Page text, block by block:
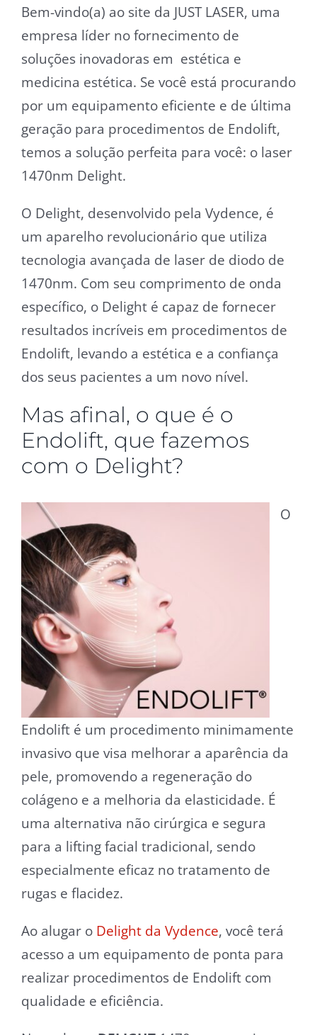
Bem-vindo(a) ao site da JUST LASER, uma
empresa líder no fornecimento de
soluções inovadoras em estética e
medicina estética. Se você está procurando
por um equipamento eficiente e de última
geração para procedimentos de Endolift,
temos a solução perfeita para você: o laser
1470nm Delight.
O Delight, desenvolvido pela Vydence, é
um aparelho revolucionário que utiliza
tecnologia avançada de laser de diodo de
1470nm. Com seu comprimento de onda
específico, o Delight é capaz de fornecer
resultados incríveis em procedimentos de
Endolift, levando a estética e a confiança
dos seus pacientes a um novo nível.
Mas afinal, o que é o
Endolift, que fazemos
com o Delight?
O
Endolift é um procedimento minimamente
invasivo que visa melhorar a aparência da
pele, promovendo a regeneração do
colágeno e a melhoria da elasticidade. É
uma alternativa não cirúrgica e segura
para a lifting facial tradicional, sendo
especialmente eficaz no tratamento de
rugas e flacidez.
Ao alugar o Delight da Vydence, você terá
acesso a um equipamento de ponta para
realizar procedimentos de Endolift com
qualidade e eficiência.